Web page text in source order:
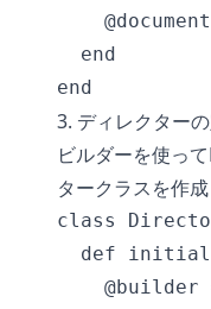
    @document
  end
3. ディレクター
ビルダーを使っ
タークラスを作成
class
def
@builder